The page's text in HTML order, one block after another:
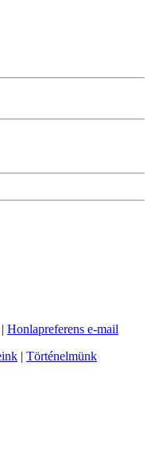
| Honlapreferens e-mail
| Történelmünk